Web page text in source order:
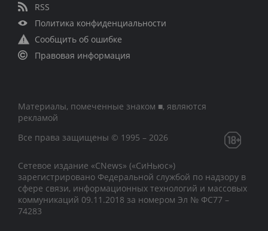
RSS
Политика конфиденциальности
Сообщить об ошибке
Правовая информация
Материалы, помеченные знаком ■, являются
рекламой
Все права защищены © 1995 – 2026
Сетевое издание «CNews» («СиНьюс»)
зарегистрировано Федеральной службой по надзору в
сфере связи, информационных технологий и массовых
коммуникаций 09.11.2018 за номером Эл № ФС77 –
74283